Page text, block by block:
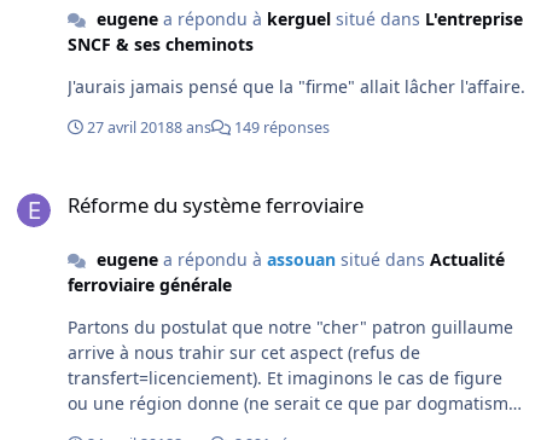
eugenea répondu à kerguelsitué dans L'entreprise
SNCF & ses cheminots
J'aurais jamais pensé que la "firme" allait lâcher l'affaire.
27 avril 20188 ans 149 réponses
Réforme du système ferroviaire
eugenea répondu à assouansitué dans Actualité
ferroviaire générale
Partons du postulat que notre "cher" patron guillaume
arrive à nous trahir sur cet aspect (refus de
transfert=licenciement). Et imaginons le cas de figure
ou une région donne (ne serait ce que par dogmatisme)